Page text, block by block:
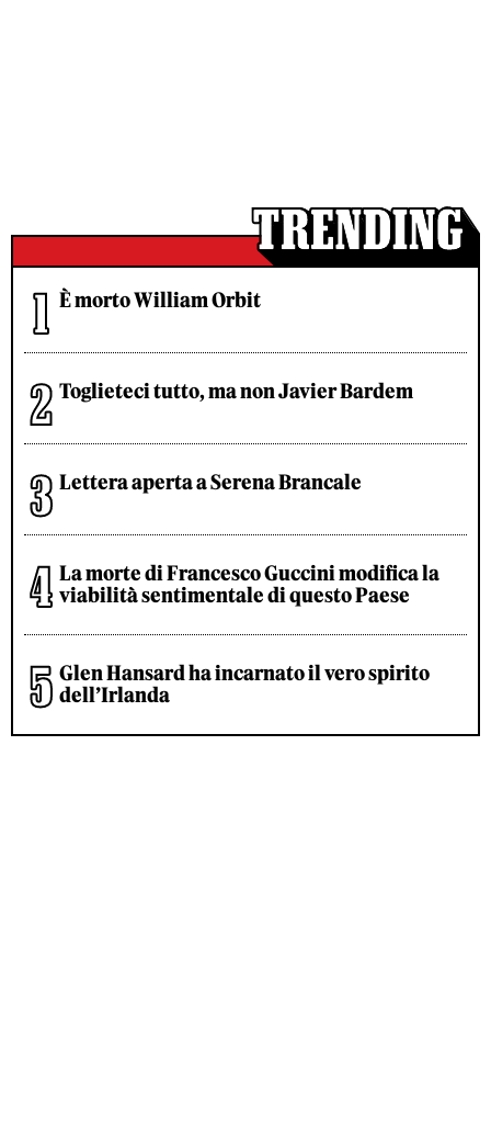
È morto William Orbit
Toglieteci tutto, ma non Javier Bardem
Lettera aperta a Serena Brancale
La morte di Francesco Guccini modifica la
viabilità sentimentale di questo Paese
Glen Hansard ha incarnato il vero spirito
dell’Irlanda